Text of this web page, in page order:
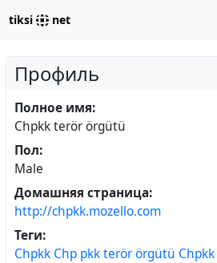
tiksi net
Профиль
Полное имя:
Chpkk terör örgütü
Пол:
Male
Домашняя страница:
http://chpkk.mozello.com
Теги:
Chpkk Chp pkkterörörgütü Chpkk